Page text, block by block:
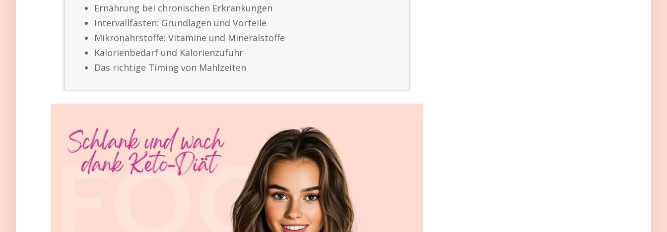
Ernährung bei chronischen Erkrankungen
Intervallfasten: Grundlagen und Vorteile
Mikronährstoffe: Vitamine und Mineralstoffe
Kalorienbedarf und Kalorienzufuhr
Das richtige Timing von Mahlzeiten